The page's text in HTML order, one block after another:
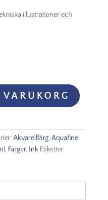
illustrationer och
Akvarellfärg,Aquafine
, Färger, Ink Etiketter: